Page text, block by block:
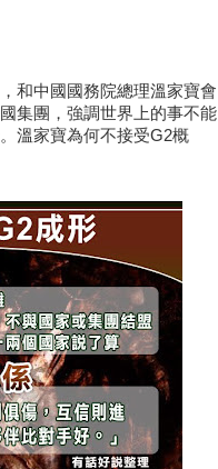
和中國國務院總理溫家寶會
集團，強調世界上的事不能
溫家寶為何不接受G2概